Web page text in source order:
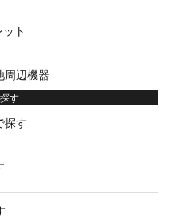
ット
周辺機器
す
探す